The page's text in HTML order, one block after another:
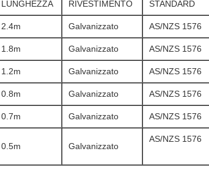
LUNGHEZZA RIVESTIMENTO STANDARD
2.4m Galvanizzato AS/NZS 1576
1.8m Galvanizzato AS/NZS 1576
1.2m Galvanizzato AS/NZS 1576
0.8m Galvanizzato AS/NZS 1576
0.7m Galvanizzato AS/NZS 1576
0.5m Galvanizzato
AS/NZS 1576